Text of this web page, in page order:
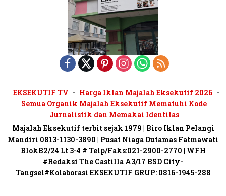
EKSEKUTIF TV
Harga Iklan Majalah Eksekutif 2026
Semua Organik Majalah Eksekutif Mematuhi Kode
Jurnalistik dan Memakai Identitas
Majalah Eksekutif terbit sejak 1979 | Biro Iklan Pelangi
Mandiri 0813-1130-3890 | Pusat Niaga Dutamas Fatmawati
BlokB2/24 Lt 3-4 # Telp/Faks:021-2900-2770 | WFH
#Redaksi The Castilla A3/17 BSD City-
Tangsel#Kolaborasi EKSEKUTIF GRUP: 0816-1945-288